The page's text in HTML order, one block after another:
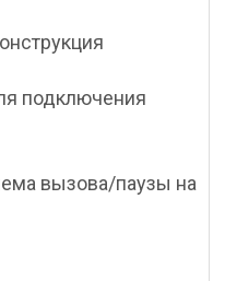
подключения
вызова/паузы на